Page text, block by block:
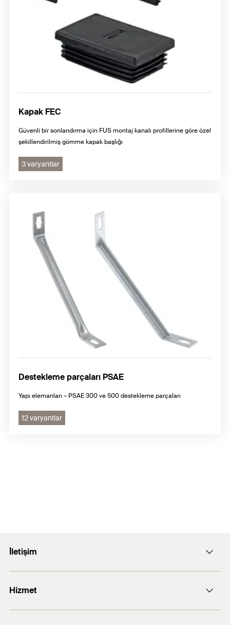
Kapak FEC
Güvenli bir sonlandırma için FUS montaj kanalı profillerine göre özel
şekillendirilmiş gömme kapak başlığı
3 varyantlar
Destekleme parçaları PSAE
Yapı elemanları – PSAE 300 ve 500 destekleme parçaları
12 varyantlar
İletişim
+90 216 326 0066
Hizmet